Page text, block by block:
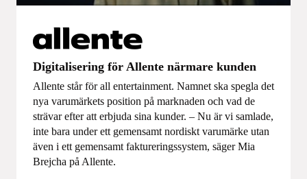
Digitalisering för Allente närmare kunden
Allente står för all entertainment. Namnet ska spegla det
nya varumärkets position på marknaden och vad de
strävar efter att erbjuda sina kunder. – Nu är vi samlade,
inte bara under ett gemensamt nordiskt varumärke utan
även i ett gemensamt faktureringssystem, säger Mia
Brejcha på Allente.